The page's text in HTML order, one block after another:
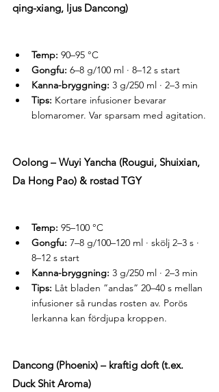
qing-xiang, ljus Dancong)
Temp: 90–95 °C
Gongfu: 6–8 g/100 ml · 8–12 s start
Kanna-bryggning: 3 g/250 ml · 2–3 min
Tips: Kortare infusioner bevarar
blomaromer. Var sparsam med agitation.
Oolong – Wuyi Yancha (Rougui, Shuixian,
Da Hong Pao) & rostad TGY
Temp: 95–100 °C
Gongfu: 7–8 g/100–120 ml · skölj 2–3 s ·
8–12 s start
Kanna-bryggning: 3 g/250 ml · 2–3 min
Tips: Låt bladen ”andas” 20–40 s mellan
infusioner så rundas rosten av. Porös
lerkanna kan fördjupa kroppen.
Dancong (Phoenix) – kraftig doft (t.ex.
Duck Shit Aroma)